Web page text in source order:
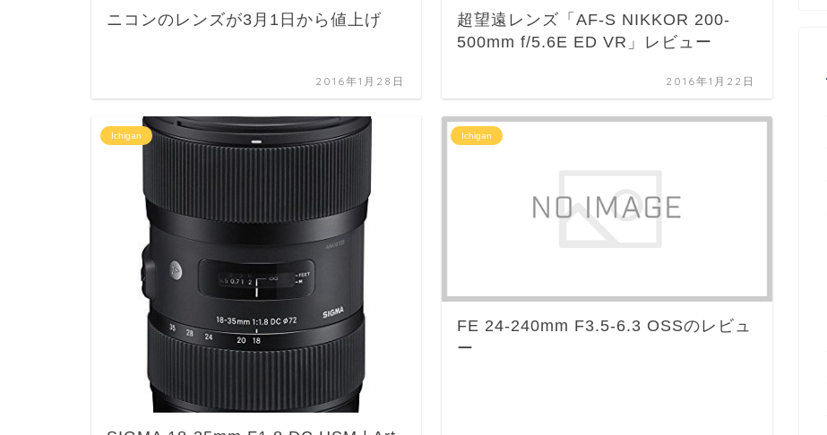
ニコンのレンズが3月1日から値上げ
2016年1月28日
超望遠レンズ「AF-S NIKKOR 200-
500mm f/5.6E ED VR」レビュー
2016年1月22日
Ichigan Ichigan
FE 24-240mm F3.5-6.3 OSSのレビュ
ー